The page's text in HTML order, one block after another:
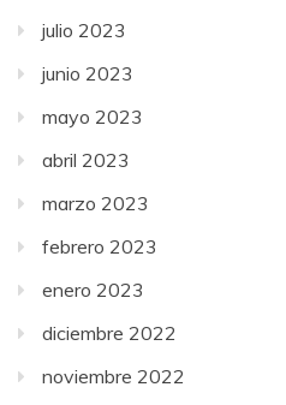
julio 2023
junio 2023
mayo 2023
abril 2023
marzo 2023
febrero 2023
enero 2023
diciembre 2022
noviembre 2022